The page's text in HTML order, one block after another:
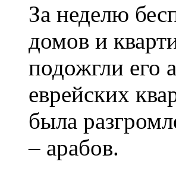
За неделю
домов и
подожгли его
еврейских
была
– арабов.